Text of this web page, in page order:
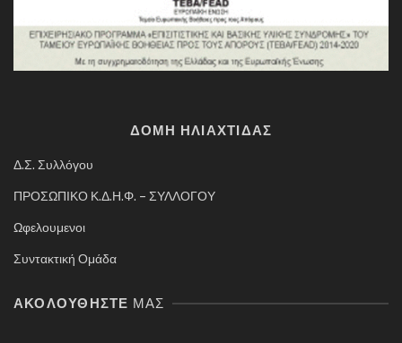
ΔΟΜΗ ΗΛΙΑΧΤΙΔΑΣ
Δ.Σ. Συλλόγου
ΠΡΟΣΩΠΙΚΟ Κ.Δ.Η.Φ. – ΣΥΛΛΟΓΟΥ
Ωφελουμενοι
Συντακτική Ομάδα
ΑΚΟΛΟΥΘΉΣΤΕ ΜΑΣ